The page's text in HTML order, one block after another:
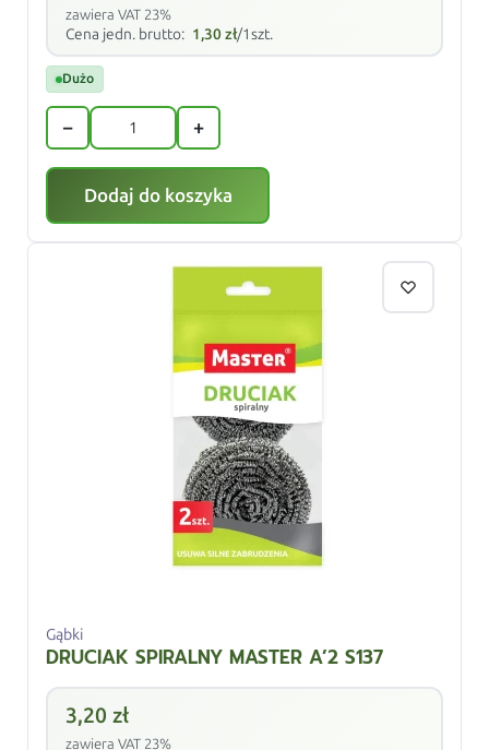
zawiera VAT 23%
Cena jedn. brutto: 1,30zł/1szt.
Dużo
− +
Dodaj do koszyka
Gąbki
DRUCIAK SPIRALNY MASTER A’2 S137
3,20zł
zawiera VAT 23%